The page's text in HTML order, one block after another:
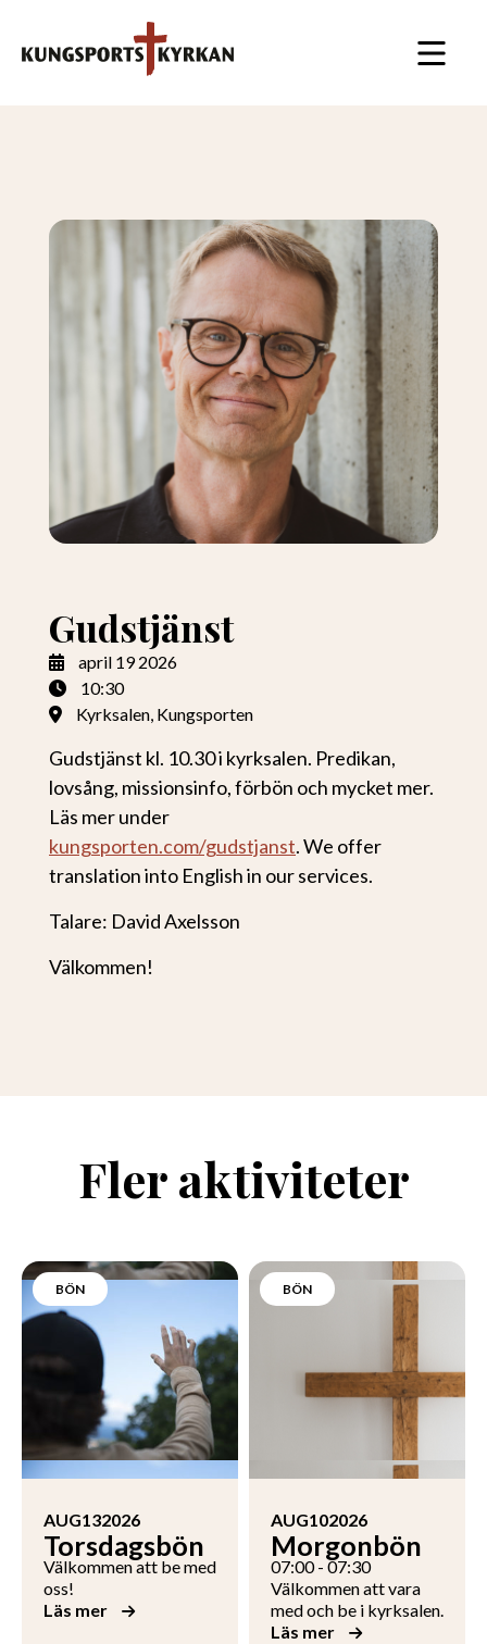
Gudstjänst
april 19 2026
10:30
Kyrksalen, Kungsporten
Gudstjänst kl. 10.30 i kyrksalen. Predikan,
lovsång, missionsinfo, förbön och mycket mer.
Läs mer under
kungsporten.com/gudstjanst. We offer
translation into English in our services.
Talare: David Axelsson
Välkommen!
Fler aktiviteter
BÖN
AUG132026
Torsdagsbön
Välkommen att be med
oss!
Läs mer
BÖN
AUG102026
Morgonbön
07:00 - 07:30
Välkommen att vara
med och be i kyrksalen.
Läs mer